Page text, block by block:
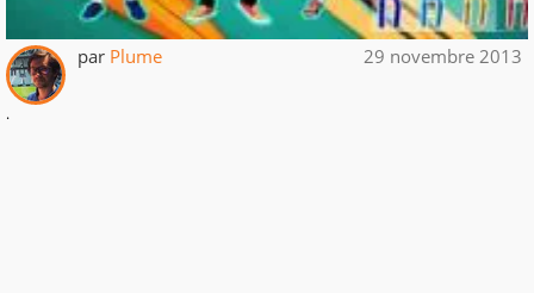
par Plume 29 novembre 2013
.